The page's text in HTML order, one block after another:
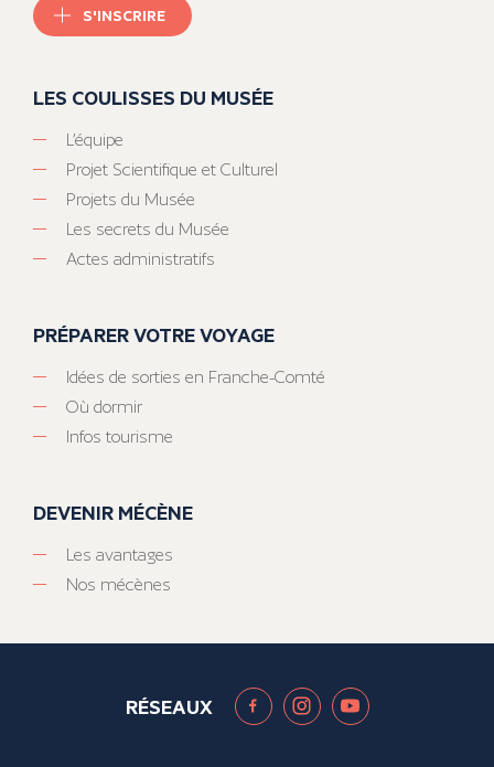
S'INSCRIRE
LES COULISSES DU MUSÉE
L’équipe
Projet Scientifique et Culturel
Projets du Musée
Les secrets du Musée
Actes administratifs
PRÉPARER VOTRE VOYAGE
Idées de sorties en Franche-Comté
Où dormir
Infos tourisme
DEVENIR MÉCÈNE
Les avantages
Nos mécènes
RÉSEAUX